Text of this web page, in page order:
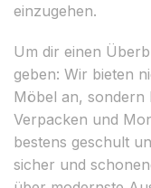
einzugehen.
Um dir einen
geben: Wir bieten
Möbel an, sondern
Verpacken und
bestens geschult
sicher und